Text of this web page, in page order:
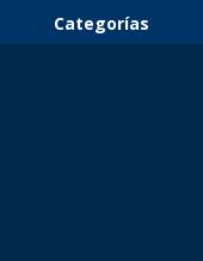
Categorías